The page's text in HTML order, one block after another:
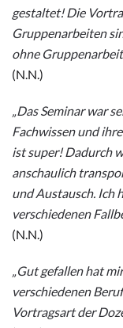
gestaltet! Die
Gruppenarbeiten
ohne
(N.N.)
„Das Seminar war
Fachwissen und
ist super! Dadurch
anschaulich
und Austausch. Ich
verschiedenen
(N.N.)
„Gut gefallen hat
verschiedenen
Vortragsart der